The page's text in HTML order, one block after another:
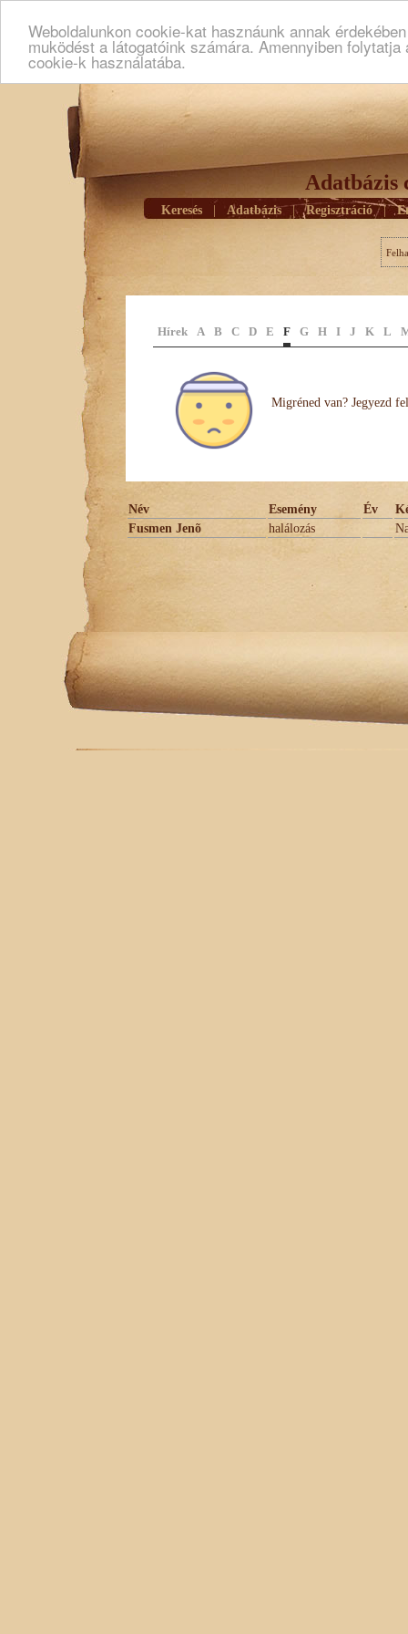
Weboldalunkon cookie-kat hasznáunk annak
muködést a látogatóink számára. Amennyiben
cookie-k használatába.
Adatbázis
Keresés Adatbázis | Regisztráció |
Hírek A B C D E F G H I J K L
Migréned van? Jegyezd
Név Esemény Év
Fusmen Jenõ
halálozás